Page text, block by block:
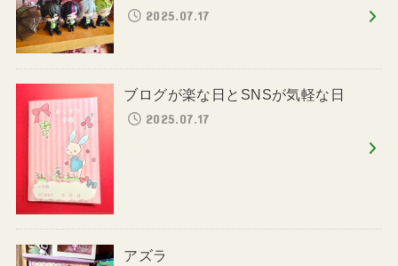
2025.07.17
ブログが楽な日とSNSが気軽な日
2025.07.17
アズラ